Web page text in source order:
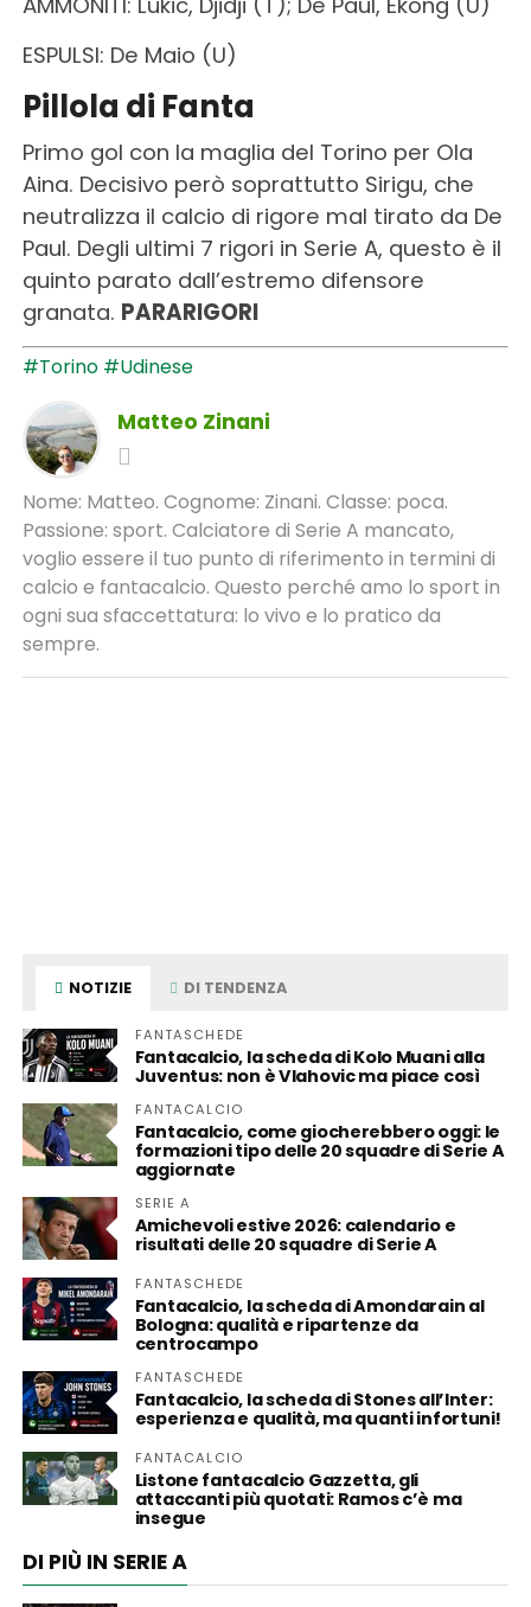
ESPULSI: De Maio (U)
Pillola di Fanta
Primo gol con la maglia del Torino per Ola
Aina. Decisivo però soprattutto Sirigu, che
neutralizza il calcio di rigore mal tirato da De
Paul. Degli ultimi 7 rigori in Serie A, questo è il
quinto parato dall’estremo difensore
granata. PARARIGORI
#Torino #Udinese
Matteo Zinani
Nome: Matteo. Cognome: Zinani. Classe: poca.
Passione: sport. Calciatore di Serie A mancato,
voglio essere il tuo punto di riferimento in termini di
calcio e fantacalcio. Questo perché amo lo sport in
ogni sua sfaccettatura: lo vivo e lo pratico da
sempre.
NOTIZIE DI TENDENZA
FANTASCHEDE
Fantacalcio, la scheda di Kolo Muani alla
Juventus: non è Vlahovic ma piace così
FANTACALCIO
Fantacalcio, come giocherebbero oggi: le
formazioni tipo delle 20 squadre di Serie A
aggiornate
SERIE A
Amichevoli estive 2026: calendario e
risultati delle 20 squadre di Serie A
FANTASCHEDE
Fantacalcio, la scheda di Amondarain al
Bologna: qualità e ripartenze da
centrocampo
FANTASCHEDE
Fantacalcio, la scheda di Stones all’Inter:
esperienza e qualità, ma quanti infortuni!
FANTACALCIO
Listone fantacalcio Gazzetta, gli
attaccanti più quotati: Ramos c’è ma
insegue
DI PIÙ IN SERIE A